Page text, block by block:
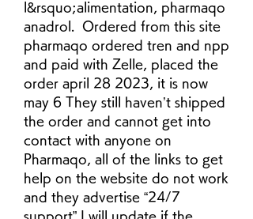
l&rsquo;alimentation, pharmaqo
anadrol.  Ordered from this site
pharmaqo ordered tren and npp
and paid with Zelle, placed the
order april 28 2023, it is now
may 6 They still haven’t shipped
the order and cannot get into
contact with anyone on
Pharmaqo, all of the links to get
help on the website do not work
and they advertise “24/7
support” I will update if the